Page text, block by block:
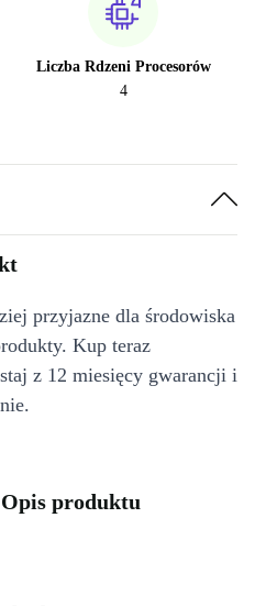
Liczba Rdzeni Procesorów
4
przyjazne dla środowiska
Kup teraz
z 12 miesięcy gwarancji i
produktu